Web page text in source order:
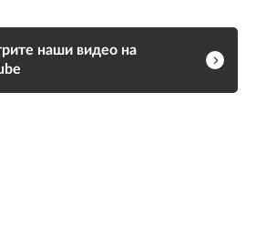
наши видео на